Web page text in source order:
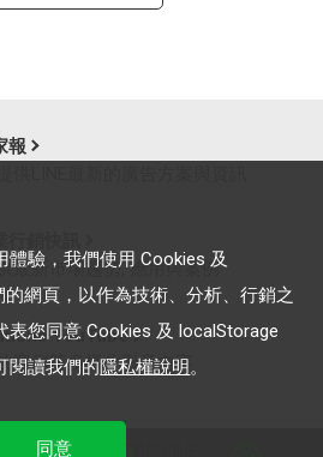
報
最新市場趨勢, 應用與案例
YouTube
案例等多樣化影音內容
服務條款
驗，我們使用 Cookies 及
網頁，以作為技術、分析、行銷之
表您同意 Cookies 及 localStorage
閱讀我們的隱私權說明。
同意